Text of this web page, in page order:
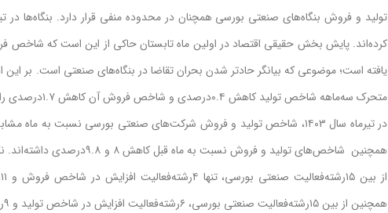
کرده‌‌‌اند. پایش بخش حقیقی اقتصاد در اولین ماه تابستان حاکی از این است که
متحرک سه‌‌‌ماهه‌‌‌ شاخص‌‌‌ تولید کاهش‌‌‌ ۰.۴درصدی‌‌‌ و شاخص‌‌‌ فروش آن کاهش‌‌‌ ۱.۷درصدی‌‌‌ را نشان می‌دهد.
همچنین‌‌‌ ‌‌‌ شاخص‌‌‌‌های تولید و فروش
همچنین از بین‌‌‌ ١٥رشته‌‌‌فعالیت‌‌‌ صنعتی‌‌‌ بورسی‌‌‌، ٦رشته‌‌‌فعالیت‌‌‌ افزایش‌‌‌ در شاخص‌‌‌ تولید و ٩رشته‌‌‌فعالیت‌‌‌ کاهش‌‌‌ در شاخص‌‌‌ تولید را ثبت کرده‌اند.